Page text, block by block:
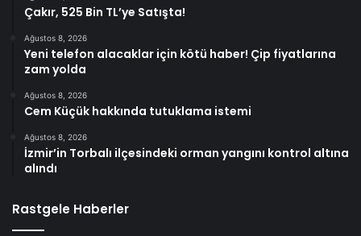
Çakır, 525 Bin TL’ye Satışta!
Ağustos 8, 2026
Yeni telefon alacaklar için kötü haber! Çip fiyatlarına
zam yolda
Ağustos 8, 2026
Cem Küçük hakkında tutuklama istemi
Ağustos 8, 2026
İzmir’in Torbalı ilçesindeki orman yangını kontrol altına
alındı
Rastgele Haberler